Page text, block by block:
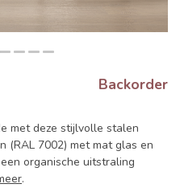
Backorder
met deze stijlvolle stalen
(RAL 7002) met mat glas en
organische uitstraling
.